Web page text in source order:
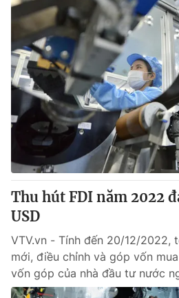
Thu hút FDI năm 2022
USD
VTV.vn - Tính đến 20/12/2022,
mới, điều chỉnh và góp vốn
vốn góp của nhà đầu tư nước